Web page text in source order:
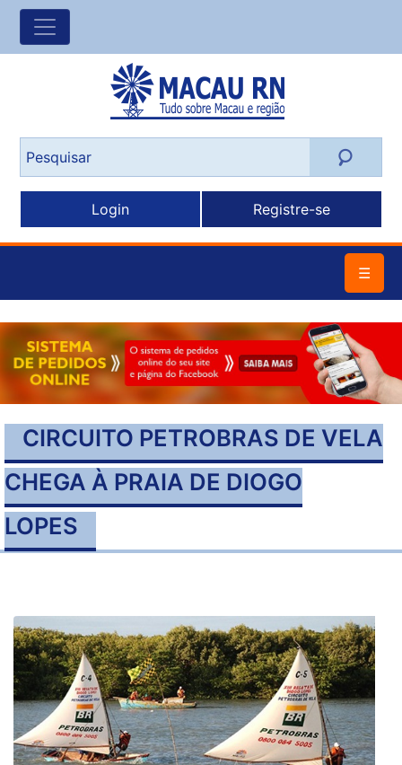
Login Registre-se
☰
CIRCUITO PETROBRAS DE VELA
CHEGA À PRAIA DE DIOGO
LOPES